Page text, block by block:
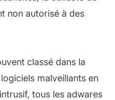
non autorisé à des
classé dans la
malveillants en
tous les adwares